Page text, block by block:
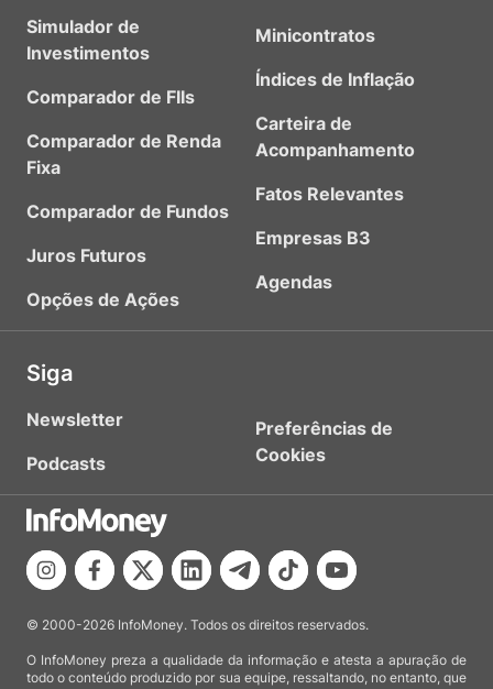
Simulador de
Investimentos
Comparador de FIIs
Comparador de Renda
Fixa
Comparador de Fundos
Juros Futuros
Opções de Ações
Minicontratos
Índices de Inflação
Carteira de
Acompanhamento
Fatos Relevantes
Empresas B3
Agendas
Siga
Newsletter
Podcasts
Preferências de
Cookies
© 2000-2026 InfoMoney. Todos os direitos reservados.
O InfoMoney preza a qualidade da informação e atesta a apuração de
todo o conteúdo produzido por sua equipe, ressaltando, no entanto, que